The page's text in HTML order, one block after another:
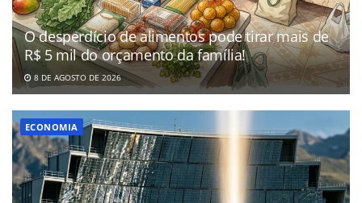
O desperdício de alimentos pode tirar mais de
R$ 5 mil do orçamento da família!
8 DE AGOSTO DE 2026
ECONOMIA